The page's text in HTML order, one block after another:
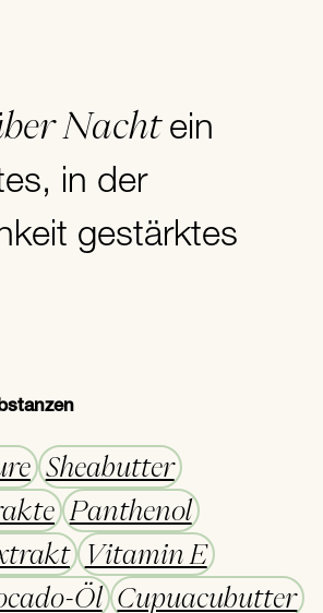
Nacht ein
in der
gestärktes
Sheabutter
Panthenol
Vitamin E
Öl Cupuacubutter